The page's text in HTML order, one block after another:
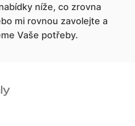
níže, co zrovna
mi rovnou zavolejte a
Vaše potřeby.